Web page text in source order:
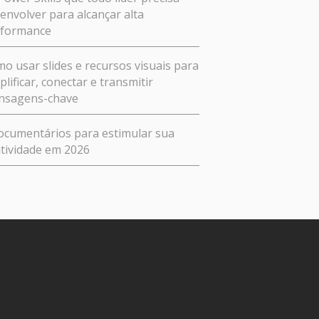
para alcançar alta
usar slides e recursos visuais para
conectar e transmitir
chave
para estimular sua
em 2026